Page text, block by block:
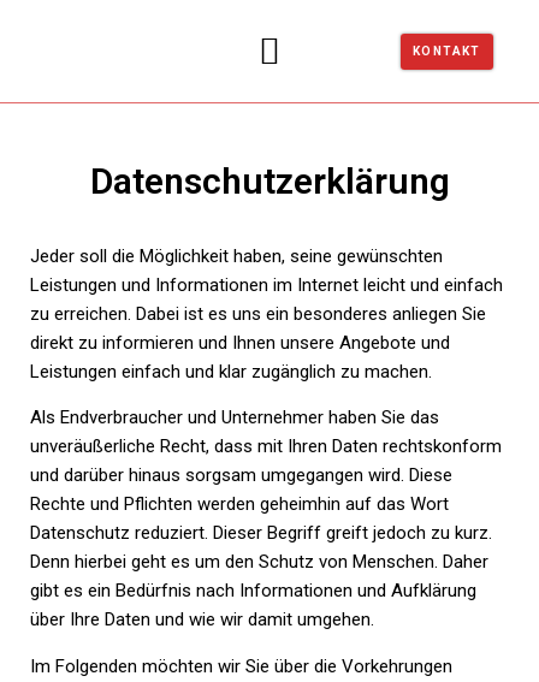
KONTAKT
Datenschutzerklärung
Jeder soll die Möglichkeit haben, seine gewünschten
Leistungen und Informationen im Internet leicht und einfach
zu erreichen. Dabei ist es uns ein besonderes anliegen Sie
direkt zu informieren und Ihnen unsere Angebote und
Leistungen einfach und klar zugänglich zu machen.
Als Endverbraucher und Unternehmer haben Sie das
unveräußerliche Recht, dass mit Ihren Daten rechtskonform
und darüber hinaus sorgsam umgegangen wird. Diese
Rechte und Pflichten werden geheimhin auf das Wort
Datenschutz reduziert. Dieser Begriff greift jedoch zu kurz.
Denn hierbei geht es um den Schutz von Menschen. Daher
gibt es ein Bedürfnis nach Informationen und Aufklärung
über Ihre Daten und wie wir damit umgehen.
Im Folgenden möchten wir Sie über die Vorkehrungen